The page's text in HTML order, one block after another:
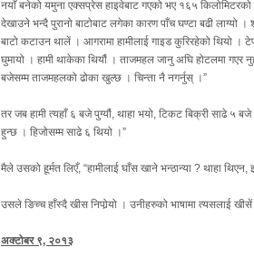
नयाँ बनेको यमुना एक्सप्रेस हाइवेबाट गएको भए १६५ किलोमिटरको
देखाउने भन्दै पुरानो बाटोबाट लगेका कारण पाँच घण्टा बढी लाग्यो
बाटो कटाउन थालें । आगरामा हामीलाई गाइड कुरिरहेको थियो
घुमायो । हामी थाकेका थियौं । ताजमहल जानु अघि होटलमा गएर
बजेसम्म ताजमहलको ढोका खुल्छ । चिन्ता नै नगर्नुस् ।”
तर जब हामी त्यहाँ ६ बजे पुग्यौं, थाहा भयो, टिकट बिक्री साढे ५
हुन्छ । हिजोसम्म साढे ६ थियो ।”
मैले उसको हूर्मत लिएँ, “हामीलाई घाँस खाने भन्ठान्या ? थाहा
उसले ङिच्च हाँस्दै खीस निपोर्‍यो । उनीहरुको भाषामा त्यसलाई
अक्टोबर ९, २०१३